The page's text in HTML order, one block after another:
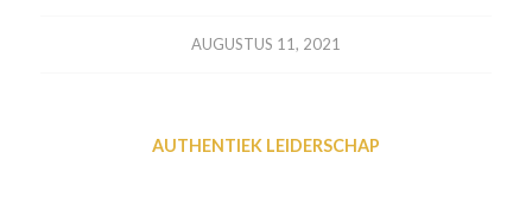
AUGUSTUS 11, 2021
AUTHENTIEK LEIDERSCHAP